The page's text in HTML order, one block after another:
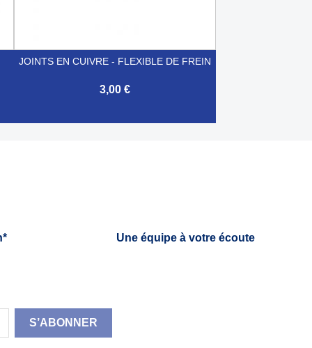
JOINTS EN CUIVRE - FLEXIBLE DE FREIN
3,00 €
Une équipe à votre écoute